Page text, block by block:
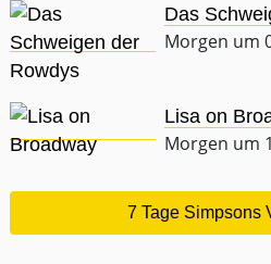
Das
Morgen um
Lisa on
Morgen um
7 Tage Simpsons